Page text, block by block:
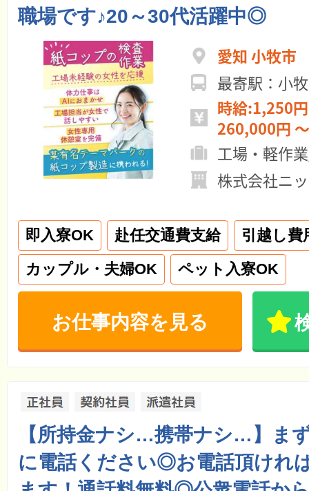
職場です♪20～30代活躍中◎
愛知 小牧市
最寄駅：小
時給:1,250
260,000円
工場・軽作
株式会社ニ
即入寮OK 赴任交通費支給
引越し費
カップル・夫婦OK
ペット入寮OK
お仕事内容を見る
【所持金ナシ…携帯ナシ…】ま
に電話ください◎お電話頂けれ